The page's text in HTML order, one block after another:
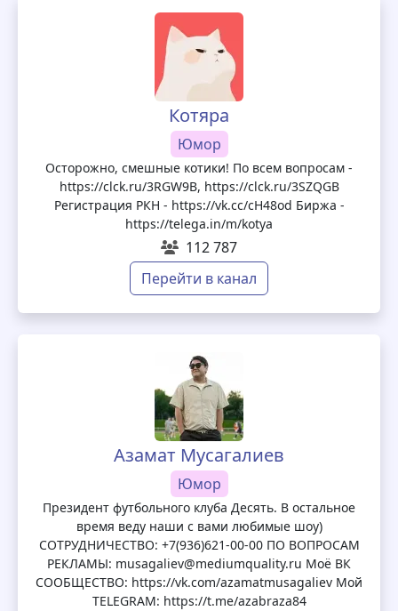
Котяра
Юмор
Осторожно, смешные котики! По всем вопросам -
https://clck.ru/3RGW9B, https://clck.ru/3SZQGB
Регистрация РКН - https://vk.cc/cH48od Биржа -
https://telega.in/m/kotya
112 787
Перейти в канал
Азамат Мусагалиев
Юмор
Президент футбольного клуба Десять. В остальное
время веду наши с вами любимые шоу)
СОТРУДНИЧЕСТВО: +7(936)621-00-00 ПО ВОПРОСАМ
РЕКЛАМЫ: musagaliev@mediumquality.ru Моё ВК
СООБЩЕСТВО: https://vk.com/azamatmusagaliev Мой
TELEGRAM: https://t.me/azabraza84